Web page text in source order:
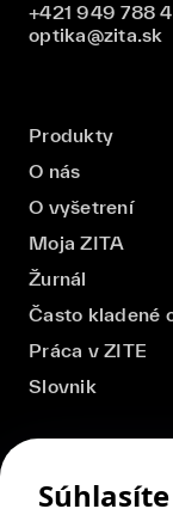
+421 949 788
optika@zita.sk
Produkty
O nás
O vyšetrení
Moja ZITA
Žurnál
Často kladené
Práca v ZITE
Slovnik